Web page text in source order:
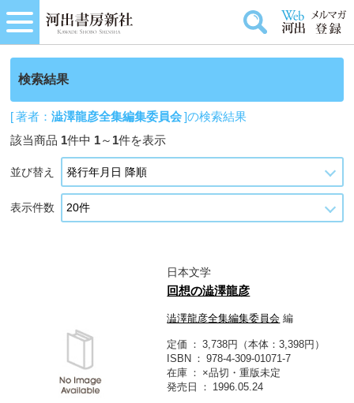
検索結果
[ 著者：澁澤龍彦全集編集委員会]の検索結果
該当商品 1件中 1～ 1件を表示
並び替え
表示件数
日本文学
回想の澁澤龍彦
澁澤龍彦全集編集委員会 編
定価
3,738円（本体：3,398円）
ISBN
978-4-309-01071-7
在庫
×品切・重版未定
発売日
1996.05.24